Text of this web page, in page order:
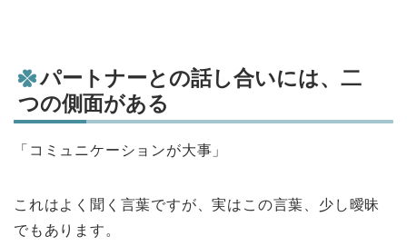
パートナーとの話し合いには、二
つの側面がある
「コミュニケーションが大事」
これはよく聞く言葉ですが、実はこの言葉、少し曖昧
でもあります。